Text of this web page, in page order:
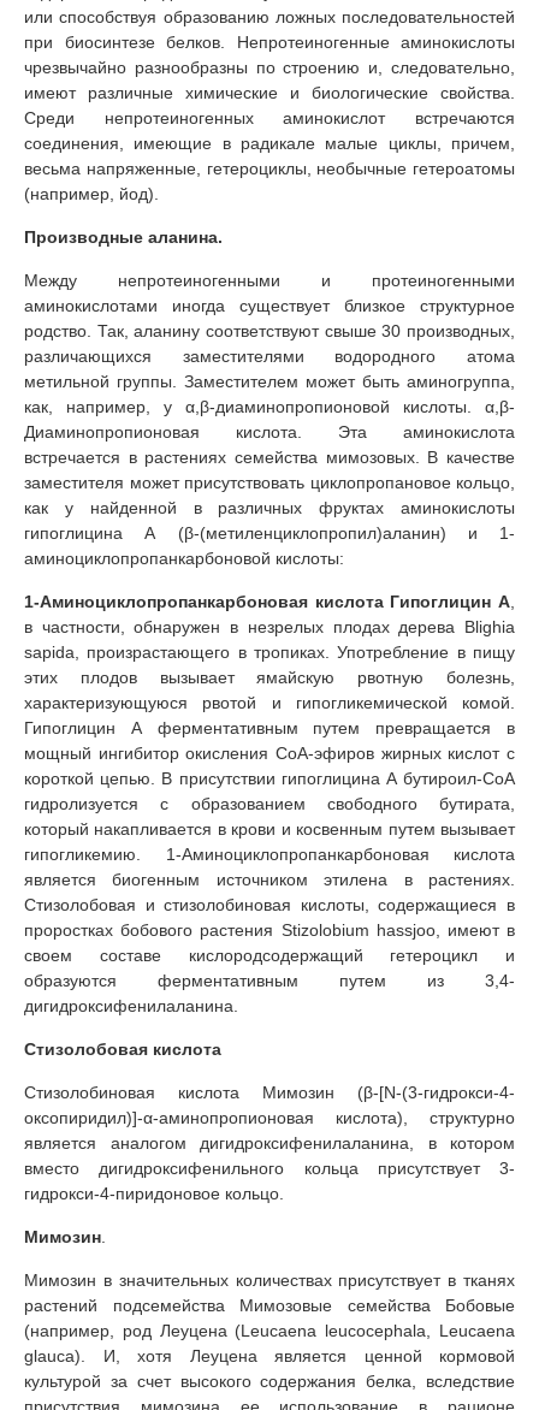
или способствуя образованию ложных последовательностей
при биосинтезе белков. Непротеиногенные аминокислоты
чрезвычайно разнообразны по строению и, следовательно,
имеют различные химические и биологические свойства.
Среди непротеиногенных аминокислот встречаются
соединения, имеющие в радикале малые циклы, причем,
весьма напряженные, гетероциклы, необычные гетероатомы
(например, йод).
Производные аланина.
Между непротеиногенными и протеиногенными
аминокислотами иногда существует близкое структурное
родство. Так, аланину соответствуют свыше 30 производных,
различающихся заместителями водородного атома
метильной группы. Заместителем может быть аминогруппа,
как, например, у α,β-диаминопропионовой кислоты. α,β-
Диаминопропионовая кислота. Эта аминокислота
встречается в растениях семейства мимозовых. В качестве
заместителя может присутствовать циклопропановое кольцо,
как у найденной в различных фруктах аминокислоты
гипоглицина А (β-(метиленциклопропил)аланин) и 1-
аминоциклопропанкарбоновой кислоты:
1-Аминоциклопропанкарбоновая кислота Гипоглицин А
в частности, обнаружен в незрелых плодах дерева Blighia
sapida, произрастающего в тропиках. Употребление в пищу
этих плодов вызывает ямайскую рвотную болезнь,
характеризующуюся рвотой и гипогликемической комой.
Гипоглицин А ферментативным путем превращается в
мощный ингибитор окисления СоА-эфиров жирных кислот с
короткой цепью. В присутствии гипоглицина А бутироил-СоА
гидролизуется с образованием свободного бутирата,
который накапливается в крови и косвенным путем вызывает
гипогликемию. 1-Аминоциклопропанкарбоновая кислота
является биогенным источником этилена в растениях.
Стизолобовая и стизолобиновая кислоты, содержащиеся в
проростках бобового растения Stizolobium hassjoo, имеют в
своем составе кислородсодержащий гетероцикл и
образуются ферментативным путем из 3,4-
дигидроксифенилаланина.
Стизолобовая кислота
Стизолобиновая кислота Мимозин (β-[N-(3-гидрокси-4-
oксопиридил)]-α-аминопропионовая кислота), структурно
является аналогом дигидроксифенилаланина, в котором
вместо дигидроксифенильного кольца присутствует 3-
гидрокси-4-пиридоновое кольцо.
Мимозин
Мимозин в значительных количествах присутствует в тканях
растений подсемейства Мимозовые семейства Бобовые
(например, род Леуцена (Leucaena leucocephala, Leucaena
glauca). И, хотя Леуцена является ценной кормовой
культурой за счет высокого содержания белка, вследствие
присутствия мимозина ее использование в рационе